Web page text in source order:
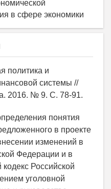
в сфере экономики
политика и
системы //
2016. № 9. С. 78-91.
понятия
в проекте
изменений в
Федерации и в
Российской
уголовной